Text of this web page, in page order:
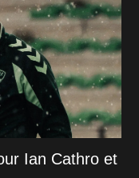
Ian Cathro et